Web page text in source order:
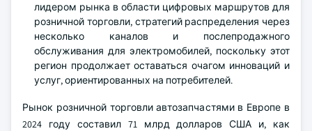
лидером рынка в области цифровых маршрутов для
розничной торговли, стратегий распределения через
несколько каналов и послепродажного
обслуживания для электромобилей, поскольку этот
регион продолжает оставаться очагом инноваций и
услуг, ориентированных на потребителей.
Рынок розничной торговли автозапчастями в Европе в
2024 году составил 71 млрд долларов США и, как